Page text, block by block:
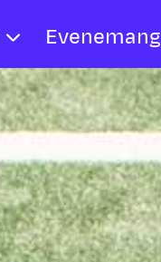
Evenemang